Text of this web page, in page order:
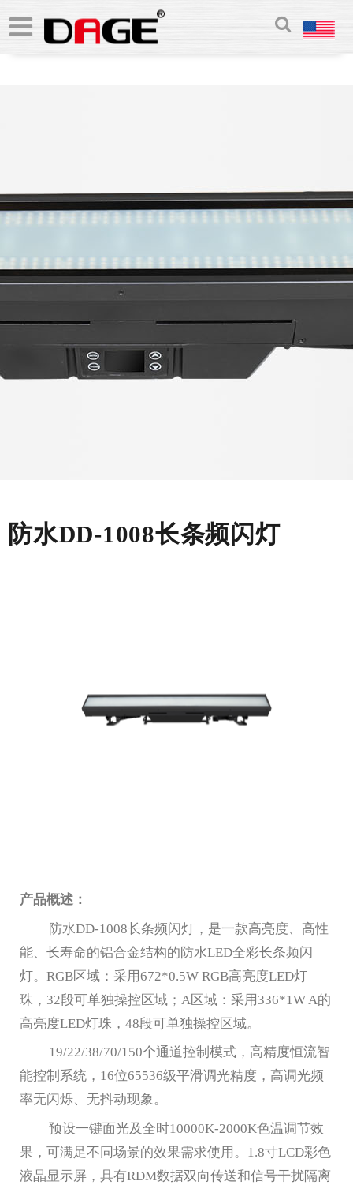
防水DD-1008长条频闪灯
产品概述：
防水DD-1008长条频闪灯，是一款高亮度、高性
能、长寿命的铝合金结构的防水LED全彩长条频闪
灯。 RGB区域：采用672*0.5W RGB高亮度LED灯
珠， 32段可单独操控区域； A区域：采用 336*1W A的
高亮度LED灯珠， 48段可单独操控区域。
19/22/38/70/150个通道控制模式，高精度恒流智
能控制系统， 16位65536级平滑调光精度，高调光频
率无闪烁、无抖动现象。
预设一键面光及全时10000K-2000K色温调节效
果，可满足不同场景的效果需求使用。 1.8寸LCD彩色
液晶显示屏，具有RDM数据双向传送和信号干扰隔离